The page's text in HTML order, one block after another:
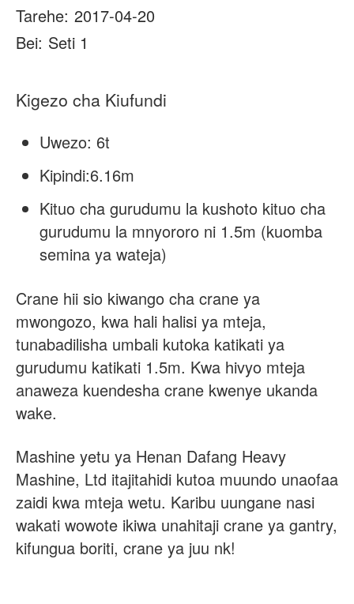
Tarehe: 2017-04-20
Bei: Seti 1
Kigezo cha Kiufundi
Uwezo: 6t
Kipindi:6.16m
Kituo cha gurudumu la kushoto kituo cha
gurudumu la mnyororo ni 1.5m (kuomba
semina ya wateja)
Crane hii sio kiwango cha crane ya
mwongozo, kwa hali halisi ya mteja,
tunabadilisha umbali kutokakatikati ya
gurudumu katikati 1.5m. Kwa hivyo mteja
anaweza kuendesha crane kwenye ukanda
wake.
Mashine yetu ya Henan Dafang Heavy
Mashine, Ltd itajitahidi kutoa muundo unaofaa
zaidi kwa mteja wetu. Karibu uungane nasi
wakati wowote ikiwa unahitaji crane ya gantry,
kifungua boriti, crane ya juu nk!